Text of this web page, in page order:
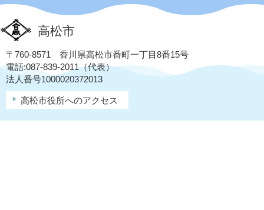
高松市
〒760-8571 香川県高松市番町一丁目8番15号
電話:087-839-2011（代表）
法人番号1000020372013
高松市役所へのアクセス